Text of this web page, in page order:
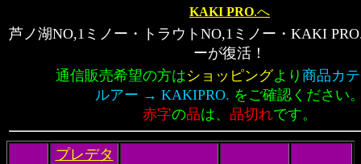
KAKI PRO.へ
芦ノ湖NO,1ミノー・トラウトNO,1ミノー・KAKI
ーが復活！
通信販売希望の方はショッピングより 商品カ
ルアー → KAKIPRO. をご確認ください
赤字の品は、 品切れです。
プレデタ